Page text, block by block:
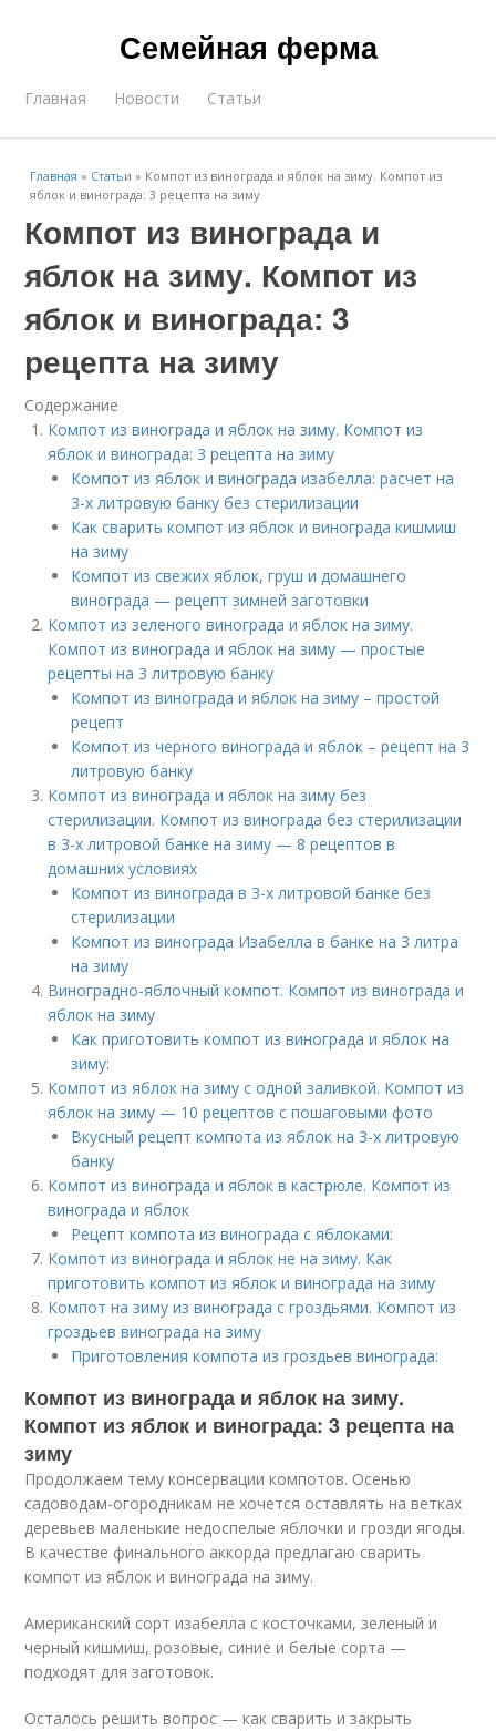
Семейная ферма
Главная Новости Статьи
Главная » Статьи » Компот из винограда и яблок на зиму. Компот из
яблок и винограда: 3 рецепта на зиму
Компот из винограда и
яблок на зиму. Компот из
яблок и винограда: 3
рецепта на зиму
Содержание
Компот из винограда и яблок на зиму. Компот из
яблок и винограда: 3 рецепта на зиму
Компот из яблок и винограда изабелла: расчет на
3-х литровую банку без стерилизации
Как сварить компот из яблок и винограда кишмиш
на зиму
Компот из свежих яблок, груш и домашнего
винограда — рецепт зимней заготовки
Компот из зеленого винограда и яблок на зиму.
Компот из винограда и яблок на зиму — простые
рецепты на 3 литровую банку
Компот из винограда и яблок на зиму – простой
рецепт
Компот из черного винограда и яблок – рецепт на 3
литровую банку
Компот из винограда и яблок на зиму без
стерилизации. Компот из винограда без стерилизации
в 3-х литровой банке на зиму — 8 рецептов в
домашних условиях
Компот из винограда в 3-х литровой банке без
стерилизации
Компот из винограда Изабелла в банке на 3 литра
на зиму
Виноградно-яблочный компот. Компот из винограда и
яблок на зиму
Как приготовить компот из винограда и яблок на
зиму:
Компот из яблок на зиму с одной заливкой. Компот из
яблок на зиму — 10 рецептов с пошаговыми фото
Вкусный рецепт компота из яблок на 3-х литровую
банку
Компот из винограда и яблок в кастрюле. Компот из
винограда и яблок
Рецепт компота из винограда с яблоками:
Компот из винограда и яблок не на зиму. Как
приготовить компот из яблок и винограда на зиму
Компот на зиму из винограда с гроздьями. Компот из
гроздьев винограда на зиму
Приготовления компота из гроздьев винограда:
Компот из винограда и яблок на зиму.
Компот из яблок и винограда: 3 рецепта на
зиму
Продолжаем тему консервации компотов. Осенью
садоводам-огородникам не хочется оставлять на ветках
деревьев маленькие недоспелые яблочки и грозди ягоды.
В качестве финального аккорда предлагаю сварить
компот из яблок и винограда на зиму.
Американский сорт изабелла с косточками, зеленый и
черный кишмиш, розовые, синие и белые сорта —
подходят для заготовок.
Осталось решить вопрос — как сварить и закрыть